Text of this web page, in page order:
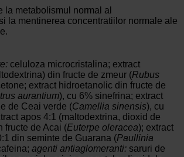
la metabolismul normal al
la mentinerea concentratiilor normale ale
celuloza microcristalina; extract
din fructe de zmeur (Rubus
extract hidroetanolic din fructe de
aurantium), cu 6% sinefrina; extract
de Ceai verde (Camellia sinensis), cu
apos 4:1 (maltodextrina, dioxid de
fructe de Acai (Euterpe oleracea); extract
din seminte de Guarana (Paullinia
agenti antiaglomeranti: saruri de